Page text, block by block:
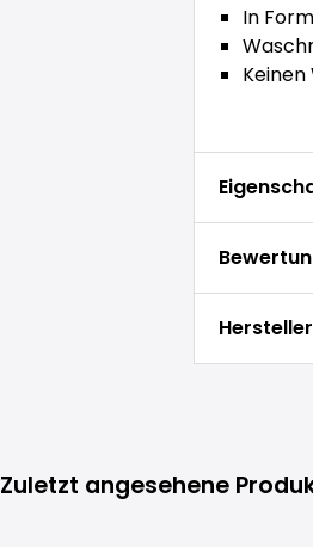
In
Zuletzt angesehene